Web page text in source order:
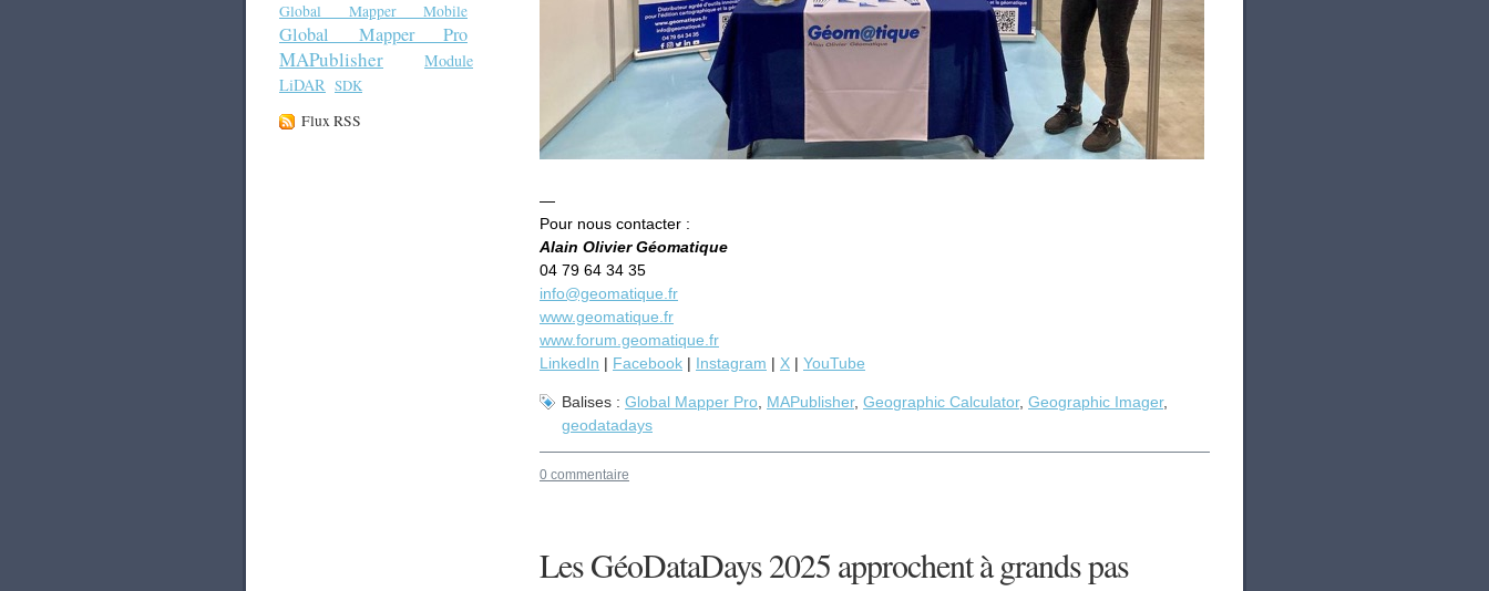
Global Mapper Mobile
Global Mapper Pro
MAPublisher
Module
LiDAR SDK
Flux RSS
—
Pour nous contacter :
Alain Olivier Géomatique
04 79 64 34 35
info@geomatique.fr
www.geomatique.fr
www.forum.geomatique.fr
LinkedIn | Facebook | Instagram | X | YouTube
Balises : Global Mapper Pro MAPublisher, Geographic Calculator, Geographic Imager,
geodatadays
0 commentaire
Les GéoDataDays 2025 approchent à grands pas